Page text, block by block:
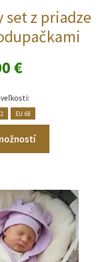
set z priadze
€
EU 68
má
Možnosti
môžete
vybrať
na
stránke